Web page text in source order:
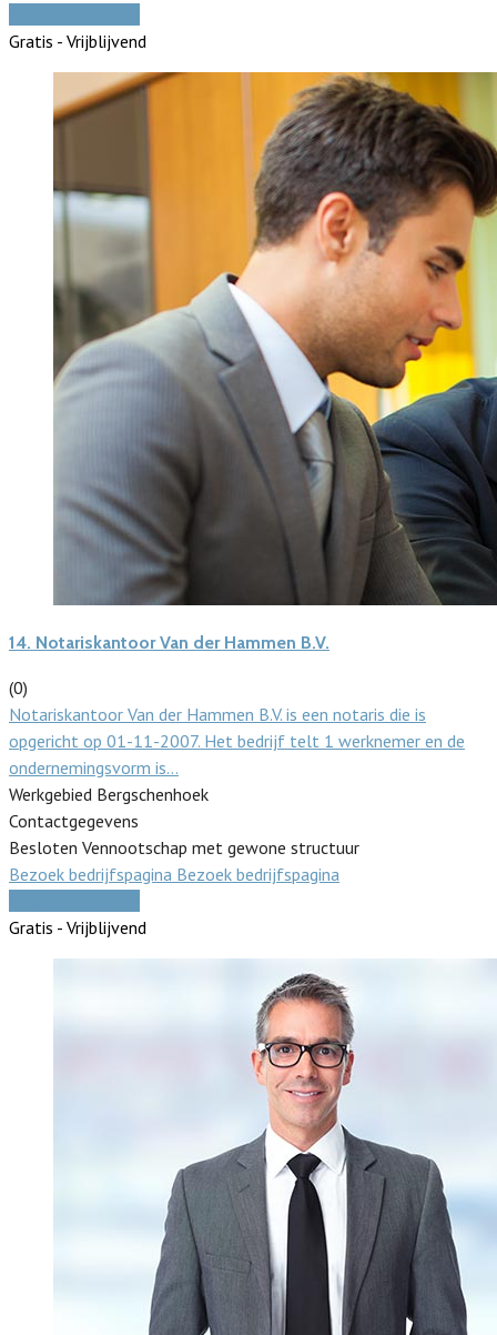
Gratis - Vrijblijvend
14. Notariskantoor Van der Hammen B.V.
(0)
Notariskantoor Van der Hammen B.V. is een notaris die is
opgericht op 01-11-2007. Het bedrijf telt 1 werknemer en de
ondernemingsvorm is…
Werkgebied Bergschenhoek
Contactgegevens
Besloten Vennootschap met gewone structuur
Bezoek bedrijfspagina Bezoek bedrijfspagina
Gratis - Vrijblijvend